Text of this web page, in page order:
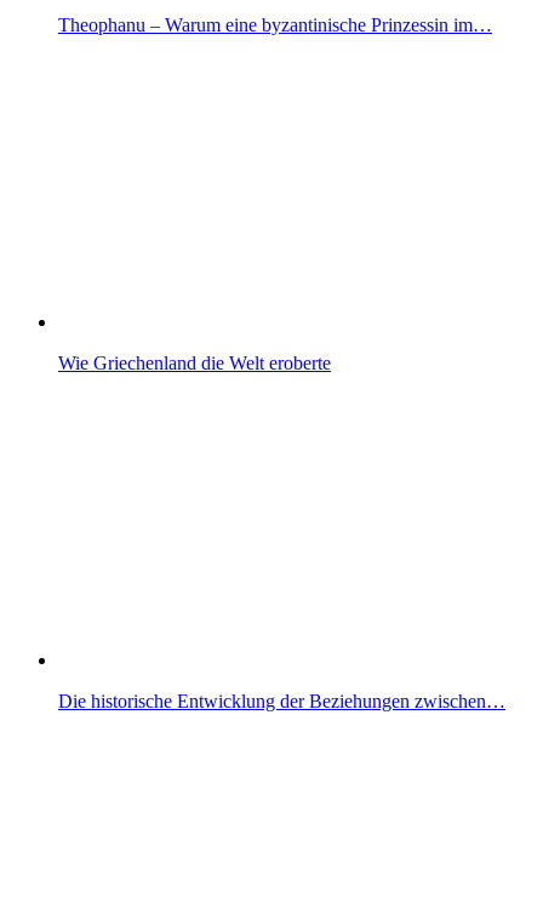
Theophanu – Warum eine byzantinische Prinzessin im…
Wie Griechenland die Welt eroberte
Die historische Entwicklung der Beziehungen zwischen…